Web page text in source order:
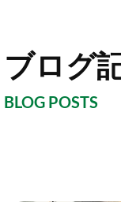
ブログ
BLOG POSTS